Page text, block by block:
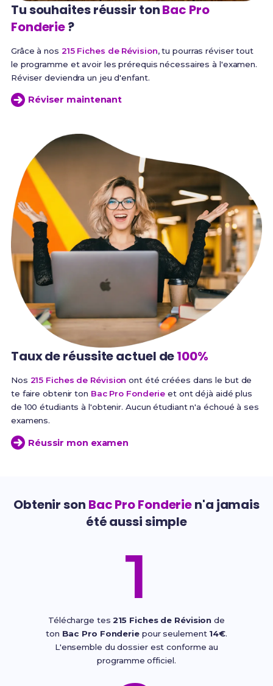
Tu souhaites réussir tonBac Pro
Fonderie?
Grâce à nos 215 Fiches de Révision, tu pourras réviser tout
le programme et avoir les prérequis nécessaires à l'examen.
Réviser deviendra un jeu d'enfant.
Réviser maintenant
Taux de réussiteactuel de100%
Nos 215 Fiches de Révision ont été créées dans le but de
te faire obtenir ton Bac Pro Fonderie et ont déjà aidé plus
de 100 étudiants à l'obtenir. Aucun étudiant n'a échoué à ses
examens.
Réussir mon examen
Obtenir son Bac Pro Fonderien'a jamais
été aussi simple
1
Télécharge tes215 Fiches de Révision de
ton Bac Pro Fonderie pour seulement 14€.
L'ensemble du dossier est conforme au
programme officiel.